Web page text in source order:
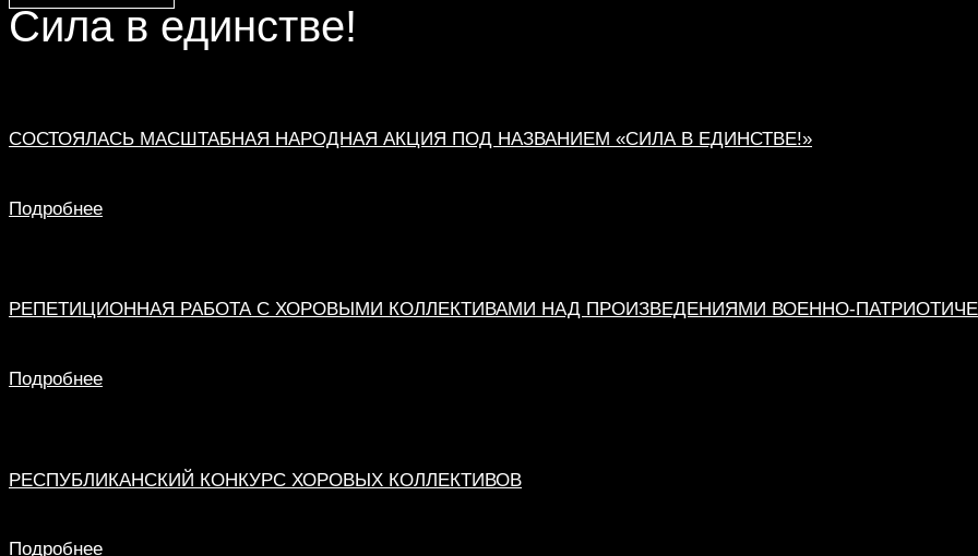
Сила в единстве!
СОСТОЯЛАСЬ МАСШТАБНАЯ НАРОДНАЯ АКЦИЯ ПОД НАЗВАНИЕМ «СИЛА В ЕДИНСТВЕ!»
Подробнее
РЕПЕТИЦИОННАЯ РАБОТА С ХОРОВЫМИ КОЛЛЕКТИВАМИ НАД ПРОИЗВЕДЕНИЯМИ ВОЕННО-
Подробнее
РЕСПУБЛИКАНСКИЙ КОНКУРС ХОРОВЫХ КОЛЛЕКТИВОВ
Подробнее